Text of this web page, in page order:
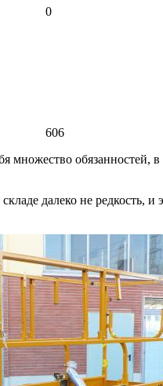
0
606
множество
далеко не редкость,